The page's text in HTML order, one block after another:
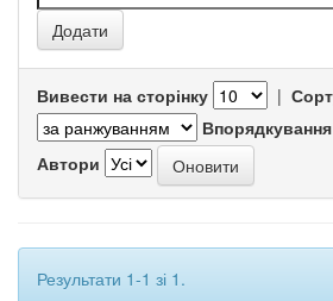
Вивести на сторінку |
Впорядкування
Автори
Результати 1-1 зі 1.